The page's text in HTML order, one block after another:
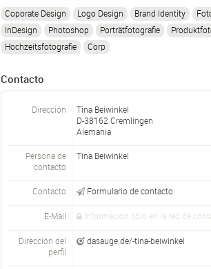
Coporate Design Logo Design Brand Identity
InDesign
Photoshop Porträtfotografie
Hochzeitsfotografie
Corp
Contacto
Dirección
Tina Beiwinkel
D-38162 Cremlingen
Alemania
Persona de
contacto
Tina Beiwinkel
Contacto Formulario de contacto
E-Mail Información sólo en la red de
Dirección del
perfil
dasauge.de/-tina-beiwinkel